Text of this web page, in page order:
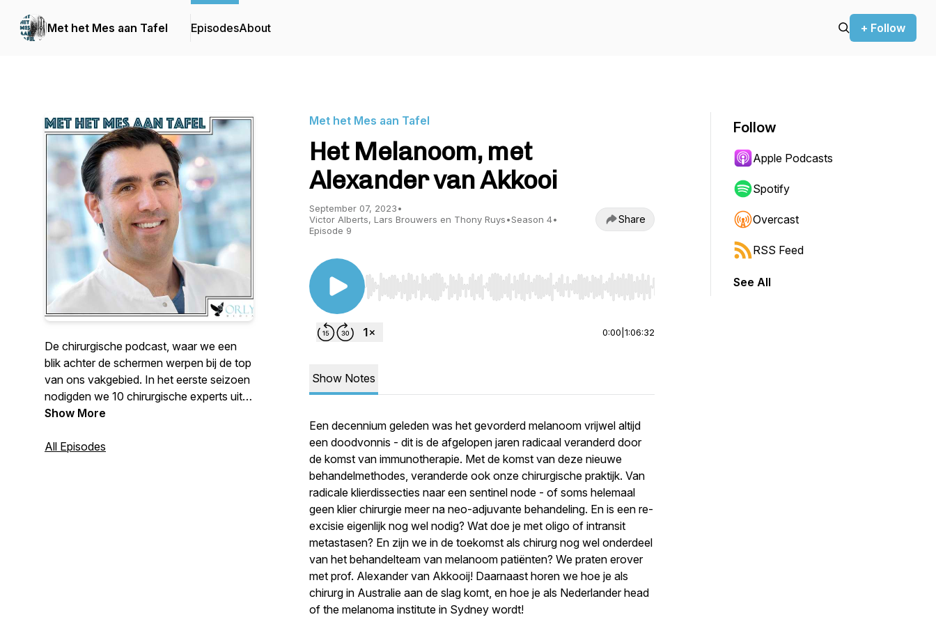
Met het Mes aan Tafel EpisodesAbout + Follow
De chirurgische podcast, waar we een
blik achter de schermen werpen bij de top
van ons vakgebied. In het eerste seizoen
nodigden we 10 chirurgische experts uit.
In het tweede seizoen zijn er we ook
opleiding, geschiedenis van de heelkunde
Show More
All Episodes
Met het Mes aan Tafel
Het Melanoom, met
Alexander van Akkooi
September 07, 2023•
Victor Alberts, Lars Brouwers en Thony Ruys•Season 4•
Episode 9
Share
Use Left/Right to seek, Home/End to jump to start or end. Hold shift to jump forward or backward.
0:00 1:06:32
Show Notes
Een decennium geleden was het gevorderd melanoom vrijwel altijd
een doodvonnis - dit is de afgelopen jaren radicaal veranderd door
de komst van immunotherapie. Met de komst van deze nieuwe
behandelmethodes, veranderde ook onze chirurgische praktijk. Van
radicale klierdissecties naar een sentinel node - of soms helemaal
geen klier chirurgie meer na neo-adjuvante behandeling. En is een re-
excisie eigenlijk nog wel nodig? Wat doe je met oligo of intransit
metastasen? En zijn we in de toekomst als chirurg nog wel onderdeel
van het behandelteam van melanoom patiënten? We praten erover
met prof. Alexander van Akkooij! Daarnaast horen we hoe je als
chirurg in Australie aan de slag komt, en hoe je als Nederlander head
of the melanoma institute in Sydney wordt!
Follow
Apple Podcasts
Spotify
Overcast
RSS Feed
See All